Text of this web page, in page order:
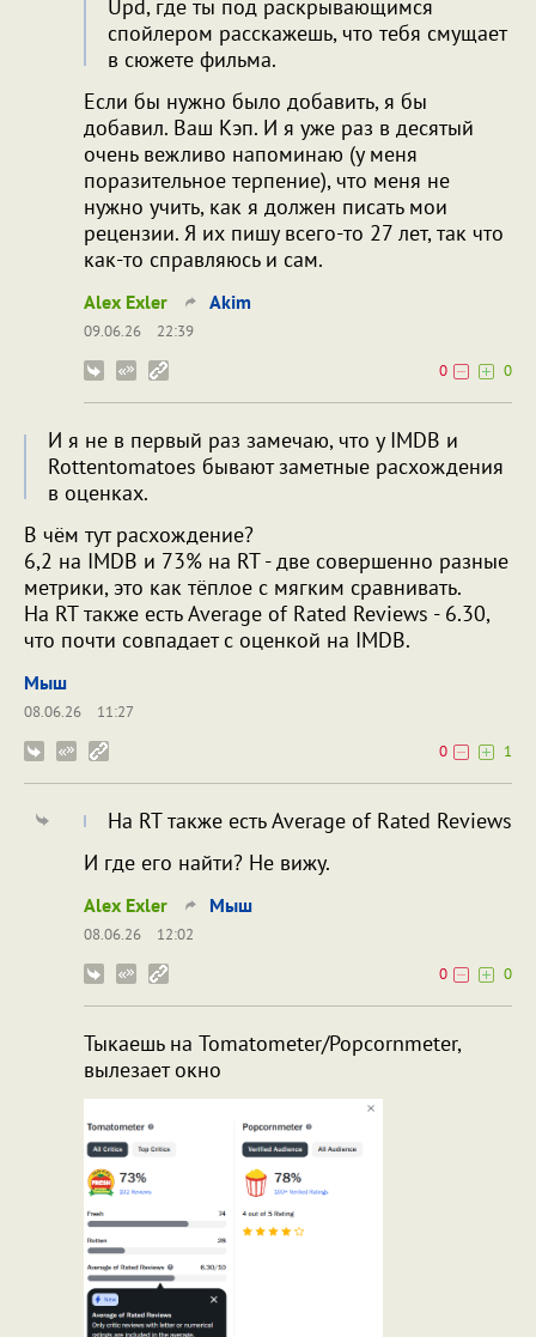
Upd, где ты под раскрывающимся
спойлером расскажешь, что тебя смущает
в сюжете фильма.
Если бы нужно было добавить, я бы
добавил. Ваш Кэп. И я уже раз в десятый
очень вежливо напоминаю (у меня
поразительное терпение), что меня не
нужно учить, как я должен писать мои
рецензии. Я их пишу всего-то 27 лет, так что
как-то справляюсь и сам.
Alex Exler Akim
09.06.26
22:39
0
0
И я не в первый раз замечаю, что у IMDB и
Rottentomatoes бывают заметные расхождения
в оценках.
В чём тут расхождение?
6,2 на IMDB и 73% на RT - две совершенно разные
метрики, это как тёплое с мягким сравнивать.
На RT также есть Average of Rated Reviews - 6.30,
что почти совпадает с оценкой на IMDB.
Мыш
08.06.26
11:27
0
1
На RT также есть Average of Rated Reviews
И где его найти? Не вижу.
Alex Exler Мыш
08.06.26
12:02
0
0
Тыкаешь на Tomatometer/Popcornmeter,
вылезает окно